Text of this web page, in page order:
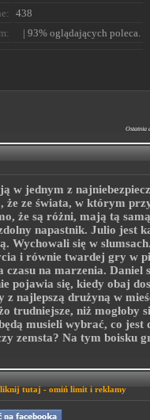
438
| 93% oglądających poleca.
Ostatnia
w jednym z
że ze świata, w którym
że są różni, mają tą
napastnik. Julio jest
Wychowali się w
i równie twardej gry w
na marzenia. Daniel
pojawia się, kiedy obaj
z najlepszą drużyną w
trudniejsze, niż mogłoby
musieli wybrać, co jest
zemsta? Na tym boisku
tutaj - omiń limit i reklamy